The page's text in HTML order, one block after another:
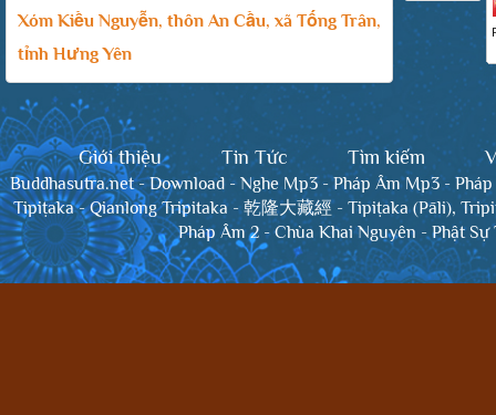
Xóm Kiều Nguyễn, thôn An Cầu, xã Tống Trân,
tỉnh Hưng Yên
Giới thiệu Tin Tức Tìm kiếm
Buddhasutra.net-Download - Nghe Mp3-Pháp Âm Mp3-
Tipiṭaka-Qianlong Tripitaka - 乾隆大藏經- Tipiṭaka (Pāli),
Pháp Âm 2 -Chùa Khai Nguyên -Phật Sự